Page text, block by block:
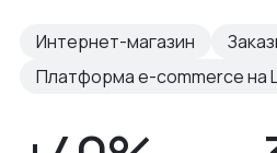
Интернет-магазин
Платформа e-commerce на